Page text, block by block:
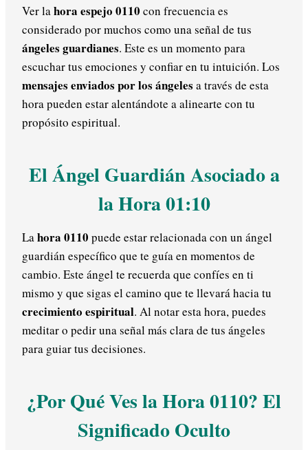
Ver lahora espejo 0110 con frecuencia es
considerado por muchos como una señal de tus
ángeles guardianes. Este es un momento para
escuchar tus emociones y confiar en tu intuición. Los
mensajes enviados por los ángeles a través de esta
hora pueden estar alentándote a alinearte con tu
propósito espiritual.
El Ángel Guardián Asociado a
la Hora 01:10
Lahora 0110 puede estar relacionada con un ángel
guardián específico que te guía en momentos de
cambio. Este ángel te recuerda que confíes en ti
mismo y que sigas el camino que te llevará hacia tu
crecimiento espiritual. Al notar esta hora, puedes
meditar o pedir una señal más clara de tus ángeles
para guiar tus decisiones.
¿Por Qué Ves la Hora 0110? El
Significado Oculto